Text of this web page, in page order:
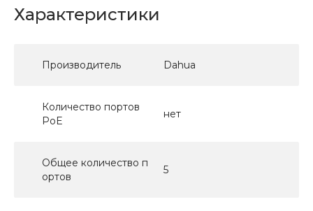
Характеристики
Производитель Dahua
Количество портов
PoE
нет
Общее количество п
ортов
5